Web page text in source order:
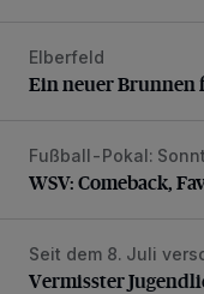
Ein neuer Brunnen
Elberfeld
Ein neuer Brunnen
WSV: Comeback,
Fußball-Pokal:
WSV: Comeback,
Vermisster
Seit dem 8. Juli
Vermisster